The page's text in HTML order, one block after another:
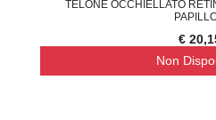
TELONE OCCHIELLATO
€
Non